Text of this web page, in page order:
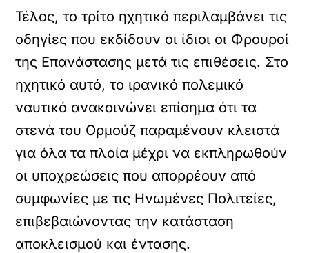
Τέλος, το τρίτο ηχητικό περιλαμβάνει τις
οδηγίες που εκδίδουν οι ίδιοι οι Φρουροί
της Επανάστασης μετά τις επιθέσεις. Στο
ηχητικό αυτό, το ιρανικό πολεμικό
ναυτικό ανακοινώνει επίσημα ότι τα
στενά του Ορμούζ παραμένουν κλειστά
για όλα τα πλοία μέχρι να εκπληρωθούν
οι υποχρεώσεις που απορρέουν από
συμφωνίες με τις Ηνωμένες Πολιτείες,
επιβεβαιώνοντας την κατάσταση
αποκλεισμού και έντασης.